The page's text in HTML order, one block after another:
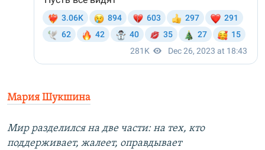
Мария Шукшина
Мир разделился на две части: на тех, кто
поддерживает, жалеет, оправдывает